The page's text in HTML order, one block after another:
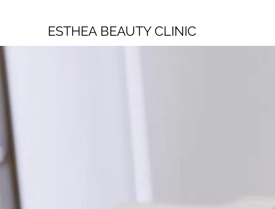
ESTHEA BEAUTY CLINIC